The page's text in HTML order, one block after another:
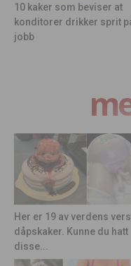
10 kaker som beviser at
konditorer drikker sprit
jobb
Her er 19 av verdens
dåpskaker. Kunne du hatt
disse...